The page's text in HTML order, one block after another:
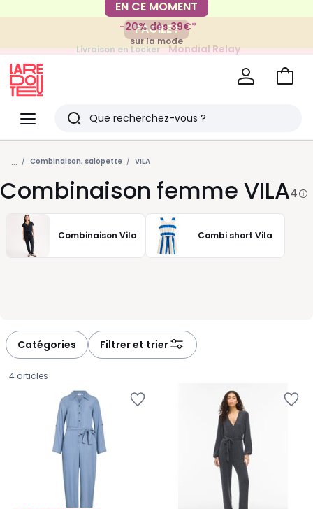
-20% dès 39€*
sur la mode
FACILE !
Livraison en Locker Mondial Relay
pour vos petits articles
Menu
Redoute
Rechercher
Derniers
articles
vus
Voir
... Combinaison, salopette VILA
Combinaison femme VILA4
Combinaison Vila Combi short Vila
Catégories Filtrer et trier
4 articles